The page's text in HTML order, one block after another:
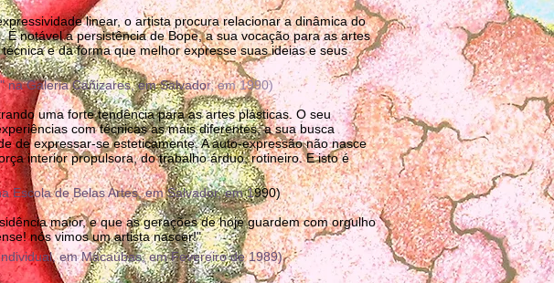
linear, o artista procura relacionar a dinâmica do
notável a persistência de Bope, a sua vocação para as artes
e da forma que melhor expresse suas ideias e seus
na Galeria Cañizares, em Salvador, em 1990)
uma forte tendência para as artes plásticas. O seu
com técnicas as mais diferentes, a sua busca
de expressar-se esteticamente. A auto-expressão não nasce
interior propulsora, do trabalho árduo, rotineiro. E isto é
Escola de Belas Artes, em Salvador, em 1990)
maior, e que as gerações de hoje guardem com orgulho
nós vimos um artista nascer!"
em Macaúbas, em Fevereiro de 1989)